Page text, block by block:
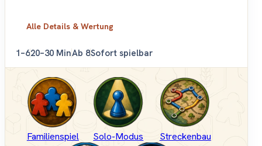
Alle Details & Wertung
1–620–30 MinAb 8Sofort spielbar
Familienspiel Solo-Modus Streckenbau